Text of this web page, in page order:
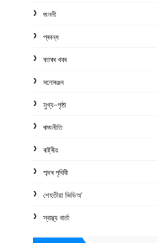
জননী
প্ৰবন্ধ
বতৰৰ খবৰ
মনোৰঞ্জন
মুখ্য-পৃষ্ঠা
ৰাজনীতি
ৰাষ্ট্ৰীয়
শব্দৰ পৃথিবী
শেহতীয়া ভিডিঅ’
স্বাস্থ্য বাৰ্তা